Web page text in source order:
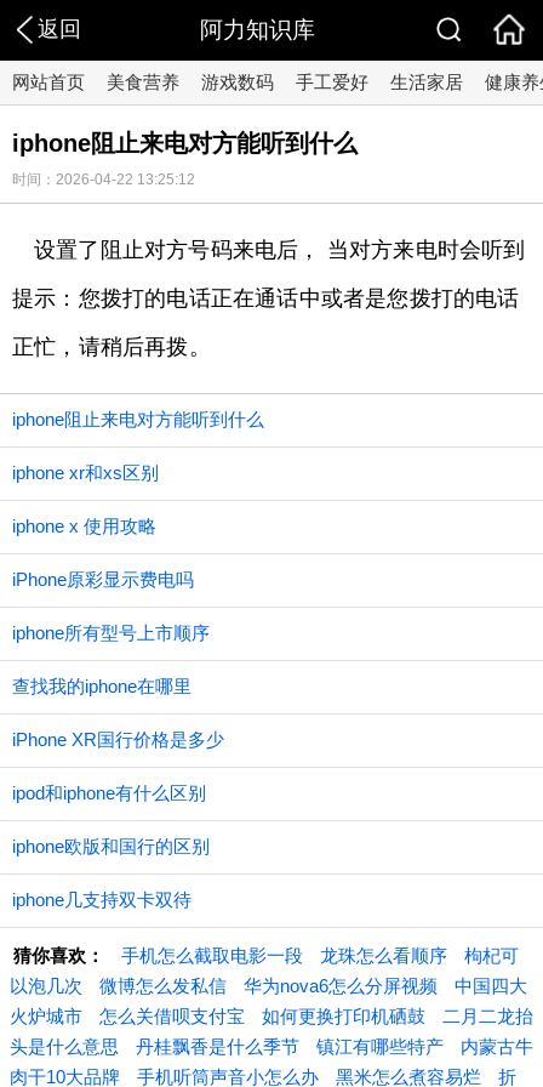
返回 阿力知识库
网站首页 美食营养 游戏数码 手工爱好 生活家居 健康养
iphone阻止来电对方能听到什么
时间：2026-04-22 13:25:12
设置了阻止对方号码来电后， 当对方来电时会听到
提示：您拨打的电话正在通话中或者是您拨打的电话
正忙，请稍后再拨。
iphone阻止来电对方能听到什么
iphone xr和xs区别
iphone x 使用攻略
iPhone原彩显示费电吗
iphone所有型号上市顺序
查找我的iphone在哪里
iPhone XR国行价格是多少
ipod和iphone有什么区别
iphone欧版和国行的区别
iphone几支持双卡双待
猜你喜欢： 手机怎么截取电影一段 龙珠怎么看顺序
枸杞可
以泡几次
微博怎么发私信 华为nova6怎么分屏视频
中国四大
火炉城市
怎么关借呗支付宝 如何更换打印机硒鼓
二月二龙抬
头是什么意思
丹桂飘香是什么季节 镇江有哪些特产
内蒙古牛
肉干10大品牌
手机听筒声音小怎么办 黑米怎么煮容易烂 折